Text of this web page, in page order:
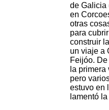
de Galicia
en
otras
para
construir
un viaje a
Feijóo.
la
pero
estuvo en
lamentó